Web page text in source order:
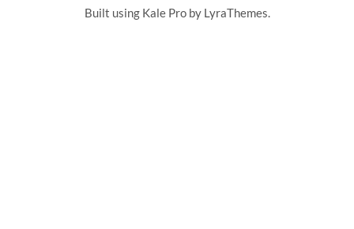
Built using Kale Proby LyraThemes.